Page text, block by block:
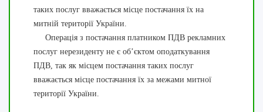
таких послуг вважається місце постачання їх на
митній території України.
Операція з постачання платником ПДВ рекламних
послуг нерезиденту не є об’єктом оподаткування
ПДВ, так як місцем постачання таких послуг
вважається місце постачання їх за межами митної
території України.